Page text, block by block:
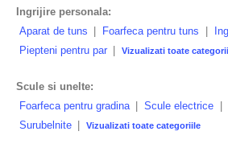
Ingrijire personala:
Aparat de tuns | Foarfeca pentru tuns |
Piepteni pentru par | Vizualizati toate
Scule si unelte:
Foarfeca pentru gradina
Scule electrice
Surubelnite
Vizualizati toate categoriile